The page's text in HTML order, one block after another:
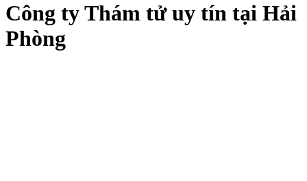
Công ty Thám tử uy tín tại Hải
Phòng